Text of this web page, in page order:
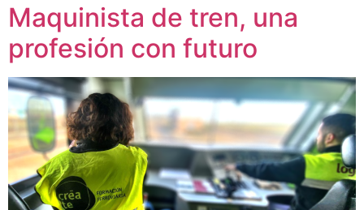
Maquinista de tren, una
profesión con futuro